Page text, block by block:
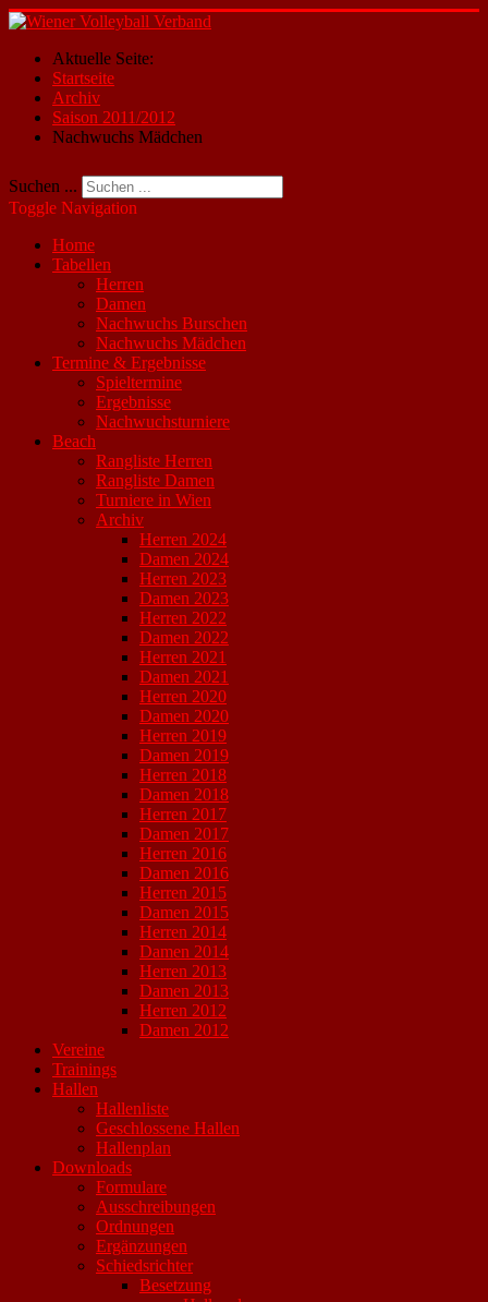
Aktuelle Seite:
Startseite
Archiv
Saison 2011/2012
Nachwuchs Mädchen
Suchen ...
Toggle Navigation
Home
Tabellen
Herren
Damen
Nachwuchs Burschen
Nachwuchs Mädchen
Termine & Ergebnisse
Spieltermine
Ergebnisse
Nachwuchsturniere
Beach
Rangliste Herren
Rangliste Damen
Turniere in Wien
Archiv
Herren 2024
Damen 2024
Herren 2023
Damen 2023
Herren 2022
Damen 2022
Herren 2021
Damen 2021
Herren 2020
Damen 2020
Herren 2019
Damen 2019
Herren 2018
Damen 2018
Herren 2017
Damen 2017
Herren 2016
Damen 2016
Herren 2015
Damen 2015
Herren 2014
Damen 2014
Herren 2013
Damen 2013
Herren 2012
Damen 2012
Vereine
Trainings
Hallen
Hallenliste
Geschlossene Hallen
Hallenplan
Downloads
Formulare
Ausschreibungen
Ordnungen
Ergänzungen
Schiedsrichter
Besetzung